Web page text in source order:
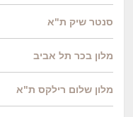
סנטר שיק ת"א
מלון בכר תל אביב
מלון שלום רילקס ת"א